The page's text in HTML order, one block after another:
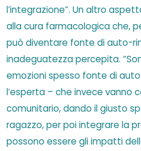
l’integrazione”. Un altro
alla cura farmacologica che,
può diventare fonte di auto-
inadeguatezza percepita.
emozioni spesso fonte di
l’esperta – che invece vanno
comunitario, dando il giusto
ragazzo, per poi integrare la
possono essere gli impatti